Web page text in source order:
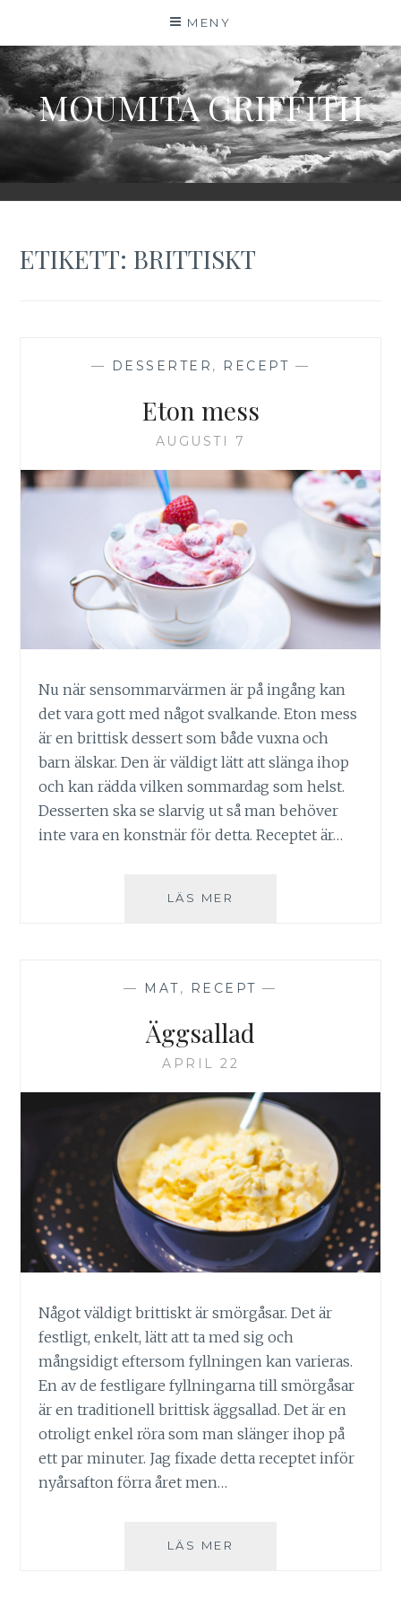
innehåll
MENY
MOUMITA GRIFFITH
ETIKETT:BRITTISKT
— DESSERTER , RECEPT —
Eton mess
AUGUSTI 7
Nu när sensommarvärmen är på ingång kan
det vara gott med något svalkande. Eton mess
är en brittisk dessert som både vuxna och
barn älskar. Den är väldigt lätt att slänga ihop
och kan rädda vilken sommardag som helst.
Desserten ska se slarvig ut så man behöver
inte vara en konstnär för detta. Receptet är…
LÄS MER
— MAT, RECEPT —
Äggsallad
APRIL 22
Något väldigt brittiskt är smörgåsar. Det är
festligt, enkelt, lätt att ta med sig och
mångsidigt eftersom fyllningen kan varieras.
En av de festligare fyllningarna till smörgåsar
är en traditionell brittisk äggsallad. Det är en
otroligt enkel röra som man slänger ihop på
ett par minuter. Jag fixade detta receptet inför
nyårsafton förra året men…
LÄS MER